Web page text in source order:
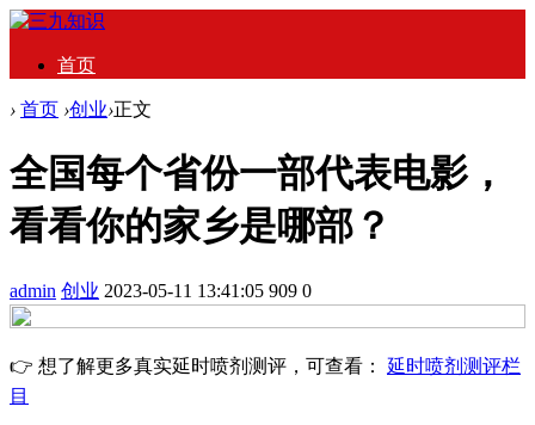
首页
› 首页 ›创业›正文
全国每个省份一部代表电影，
看看你的家乡是哪部？
admin 创业 2023-05-11 13:41:05 909 0
👉 想了解更多真实延时喷剂测评，可查看： 延时喷剂测评栏
目